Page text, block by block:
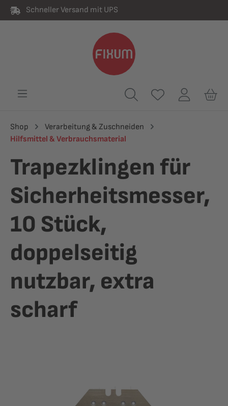
springen
Schneller Versand mit UPS
Shop
Verarbeitung & Zuschneiden
Hilfsmittel & Verbrauchsmaterial
Trapezklingen für
Sicherheitsmesser,
10 Stück,
doppelseitig
nutzbar, extra
scharf